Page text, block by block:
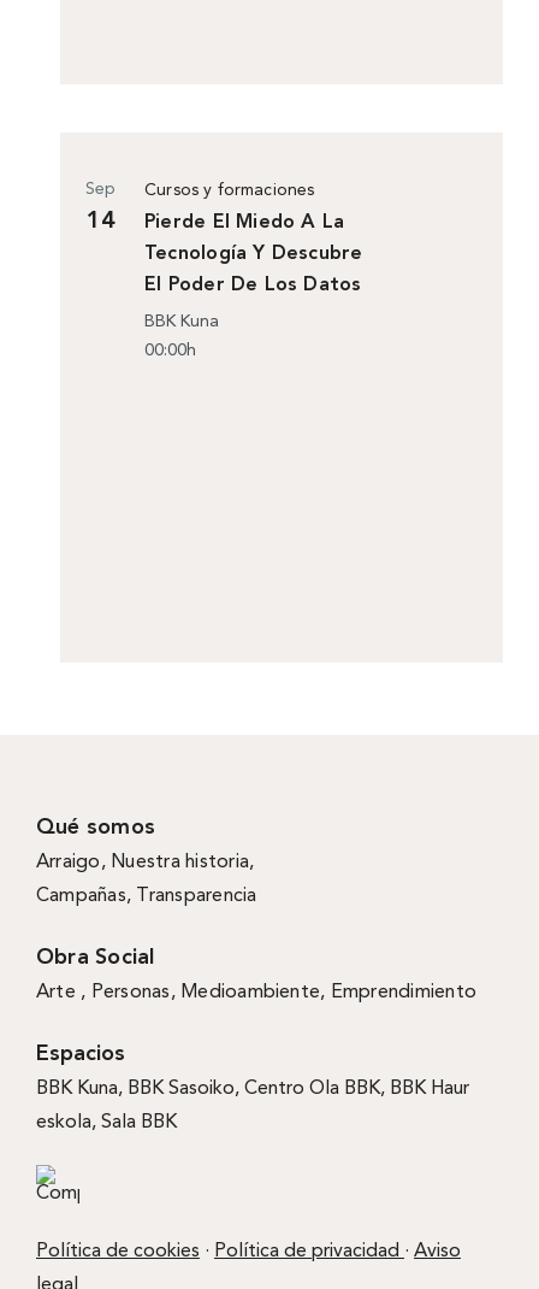
Cursos y formaciones
Sep
14
Pierde El Miedo A La
Tecnología Y Descubre
El Poder De Los Datos
BBK Kuna
00:00h
Qué somos
Arraigo, Nuestra historia,
Campañas, Transparencia
Obra Social
Arte , Personas, Medioambiente, Emprendimiento
Espacios
BBK Kuna, BBK Sasoiko, Centro Ola BBK, BBK Haur
eskola, Sala BBK
Política de cookies · Política de privacidad · Aviso